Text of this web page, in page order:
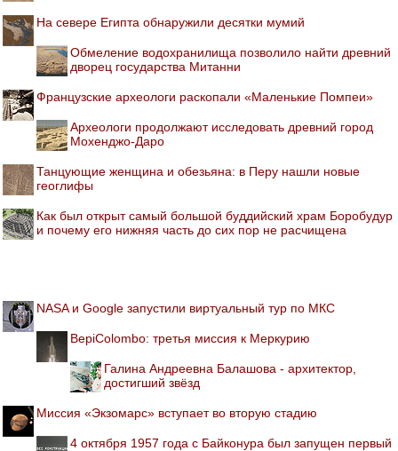
На севере Египта обнаружили десятки мумий
Обмеление водохранилища позволило найти древний
дворец государства Митанни
Французские археологи раскопали «Маленькие Помпеи»
Археологи продолжают исследовать древний город
Мохенджо-Даро
Танцующие женщина и обезьяна: в Перу нашли новые
геоглифы
Как был открыт самый большой буддийский храм Боробудур
и почему его нижняя часть до сих пор не расчищена
NASA и Google запустили виртуальный тур по МКС
BepiColombo: третья миссия к Меркурию
Галина Андреевна Балашова - архитектор,
достигший звёзд
Миссия «Экзомарс» вступает во вторую стадию
4 октября 1957 года с Байконура был запущен первый